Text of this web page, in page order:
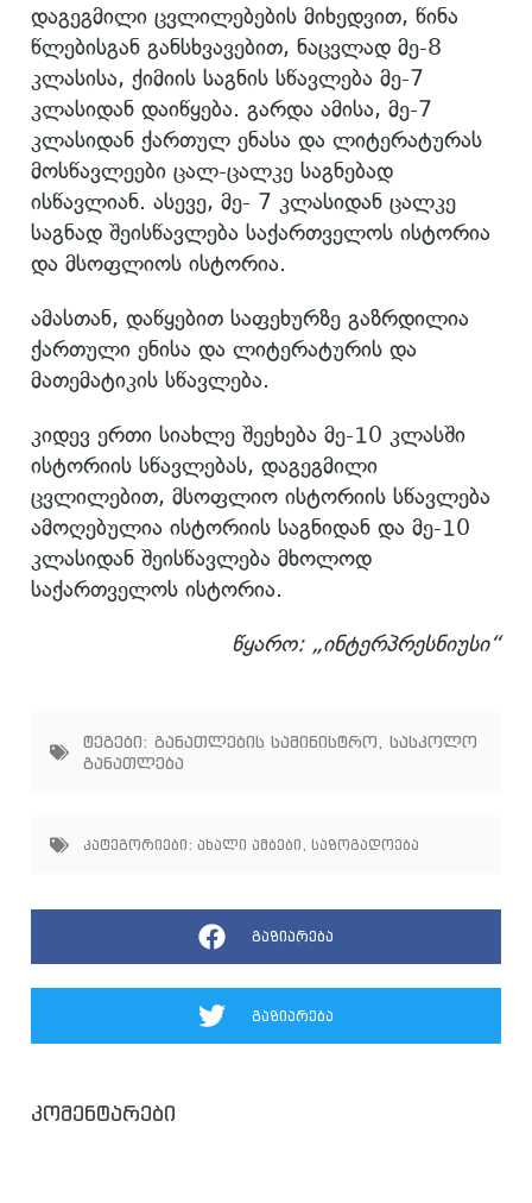
დაგეგმილი ცვლილებების მიხედვით, წინა
წლებისგან განსხვავებით, ნაცვლად მე-8
კლასისა, ქიმიის საგნის სწავლება მე-7
კლასიდან დაიწყება. გარდა ამისა, მე-7
კლასიდან ქართულ ენასა და ლიტერატურას
მოსწავლეები ცალ-ცალკე საგნებად
ისწავლიან. ასევე, მე- 7 კლასიდან ცალკე
საგნად შეისწავლება საქართველოს ისტორია
და მსოფლიოს ისტორია.
ამასთან, დაწყებით საფეხურზე გაზრდილია
ქართული ენისა და ლიტერატურის და
მათემატიკის სწავლება.
კიდევ ერთი სიახლე შეეხება მე-10 კლასში
ისტორიის სწავლებას, დაგეგმილი
ცვლილებით, მსოფლიო ისტორიის სწავლება
ამოღებულია ისტორიის საგნიდან და მე-10
კლასიდან შეისწავლება მხოლოდ
საქართველოს ისტორია.
წყარო: „ინტერპრესნიუსი“
ტეგები: განათლების სამინისტრო
სასკოლო
განათლება
კატეგორიები: ახალი ამბები , საზოგადოება
გაზიარება
გაზიარება
კომენტარები